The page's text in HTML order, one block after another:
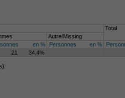
Total
Autre/Missing
en % Personnes en %
21 34.4%